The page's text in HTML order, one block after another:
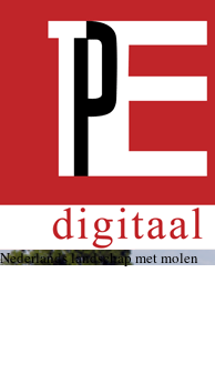
Nederlands landschap met molen